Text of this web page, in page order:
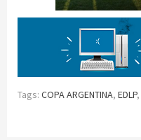
Tags: COPA ARGENTINA, EDLP,